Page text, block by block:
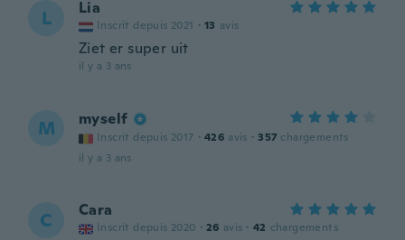
L Lia
Inscrit depuis 2021 · 13 avis
Ziet er super uit
il y a 3 ans
M myself
Inscrit depuis 2017 · 426 avis · 357 chargements
il y a 3 ans
C Cara
Inscrit depuis 2020 · 26 avis · 42 chargements